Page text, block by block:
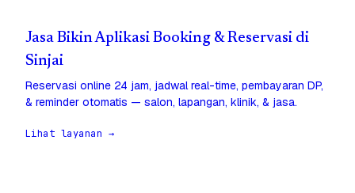
Jasa Bikin Aplikasi Booking & Reservasi di
Sinjai
Reservasi online 24 jam, jadwal real-time, pembayaran DP,
& reminder otomatis — salon, lapangan, klinik, & jasa.
Lihat layanan →